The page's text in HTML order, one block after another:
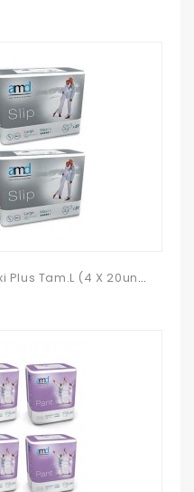
80uni. Fralda Amd Slip Maxi Plus Tam.L (4 X 20uni.)